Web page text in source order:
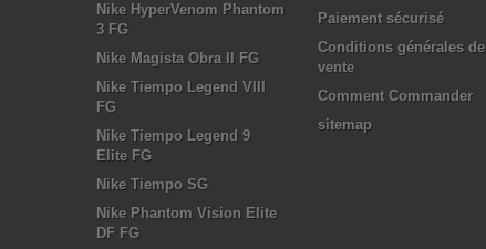
Nike HyperVenom Phantom
3 FG
Nike Magista Obra II FG
Nike Tiempo Legend VIII
FG
Nike Tiempo Legend 9
Elite FG
Nike Tiempo SG
Nike Phantom Vision Elite
DF FG
Paiement sécurisé
Conditions générales de
vente
Comment Commander
sitemap